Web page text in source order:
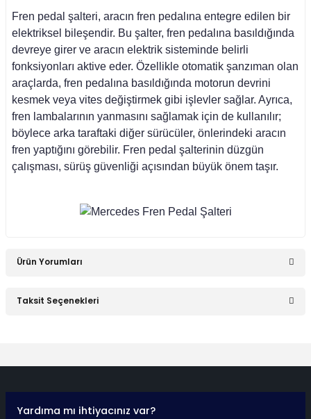
(1976-1984)
(1984-1993)
E Seri (1993-1995)
(1979-1991)
(2017-)
Fren pedal şalteri, aracın fren pedalına entegre edilen bir
elektriksel bileşendir. Bu şalter, fren pedalına basıldığında
devreye girer ve aracın elektrik sisteminde belirli
fonksiyonları aktive eder. Özellikle otomatik şanzıman olan
araçlarda, fren pedalına basıldığında motorun devrini
kesmek veya vites değiştirmek gibi işlevler sağlar. Ayrıca,
fren lambalarının yanmasını sağlamak için de kullanılır;
böylece arka taraftaki diğer sürücüler, önlerindeki aracın
fren yaptığını görebilir. Fren pedal şalterinin düzgün
çalışması, sürüş güvenliği açısından büyük önem taşır.
Ürün Yorumları
Taksit Seçenekleri
Yardıma mı ihtiyacınız var?